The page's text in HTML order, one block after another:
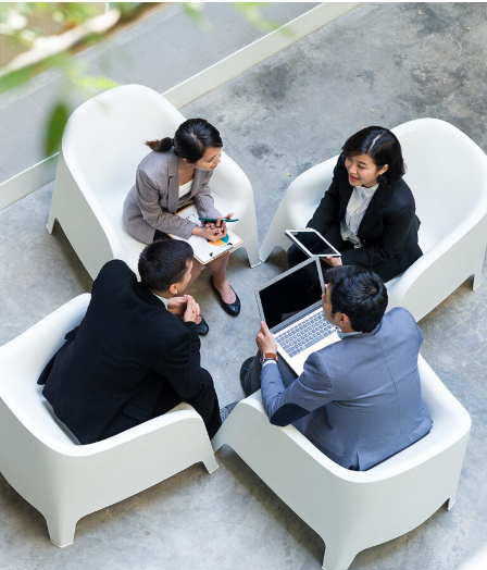
き
ま
す）
き
ま
す）
き
ま
す）